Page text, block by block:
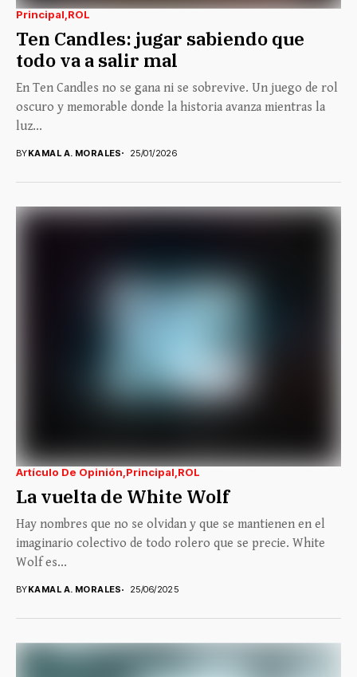
Principal ROL
Ten Candles: jugar sabiendo que
todo va a salir mal
En Ten Candles no se gana ni se sobrevive. Un juego de rol
oscuro y memorable donde la historia avanza mientras la
luz...
BYKAMAL A. MORALES 25/01/2026
Artículo De Opinión Principal ROL
La vuelta de White Wolf
Hay nombres que no se olvidan y que se mantienen en el
imaginario colectivo de todo rolero que se precie. White
Wolf es...
BYKAMAL A. MORALES 25/06/2025